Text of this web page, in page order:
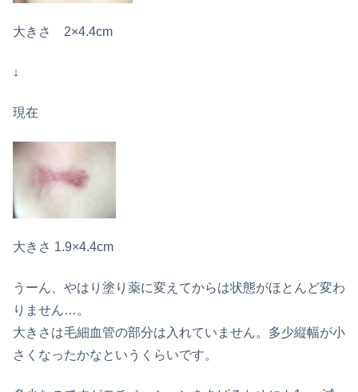
大きさ 2×4.4cm
↓
現在
大きさ 1.9×4.4cm
うーん、やはり塗り薬に変えてからは状態がほとんど変わ
りません…。
大きさは毛細血管の部分は入れていません。多少縦幅が小
さくなったかなというくらいです。